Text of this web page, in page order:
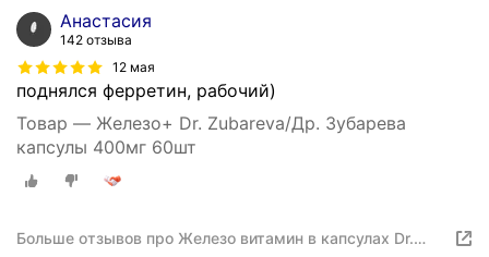
Анастасия
142 отзыва
12 мая
поднялся ферретин, рабочий)
Товар — Железо+ Dr. Zubareva/Др. Зубарева
капсулы 400мг 60шт
Больше отзывов про Железо витамин в капсулах Dr.